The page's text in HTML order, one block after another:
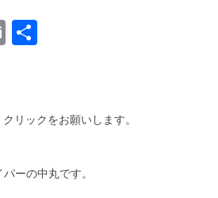
E
lリックをお願いします。
ーの中丸です。